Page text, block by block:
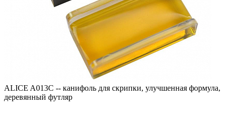
ALICE A013C -- канифоль для скрипки, улучшенная формула,
деревянный футляр